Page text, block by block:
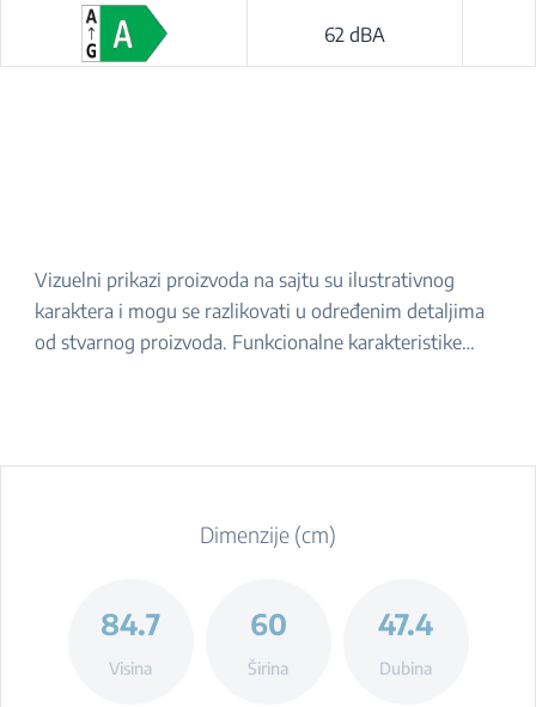
62 dBA
Vizuelni prikazi proizvoda na sajtu su ilustrativnog
karaktera i mogu se razlikovati u određenim detaljima
od stvarnog proizvoda. Funkcionalne karakteristike
Dimenzije (cm)
84.7
Visina
60
Širina
47.4
Dubina